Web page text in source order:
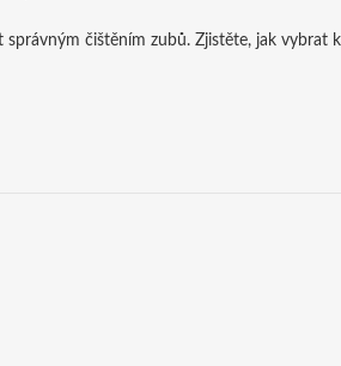
čištěním zubů. Zjistěte, jak vybrat